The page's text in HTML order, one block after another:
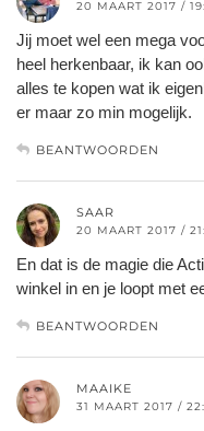
20 MAART 2017 /
Jij moet wel een mega
heel herkenbaar, ik kan
alles te kopen wat ik
er maar zo min mogelijk.
BEANTWOORDEN
SAAR
20 MAART 2017 /
En dat is de magie die
winkel in en je loopt met
BEANTWOORDEN
MAAIKE
31 MAART 2017 /